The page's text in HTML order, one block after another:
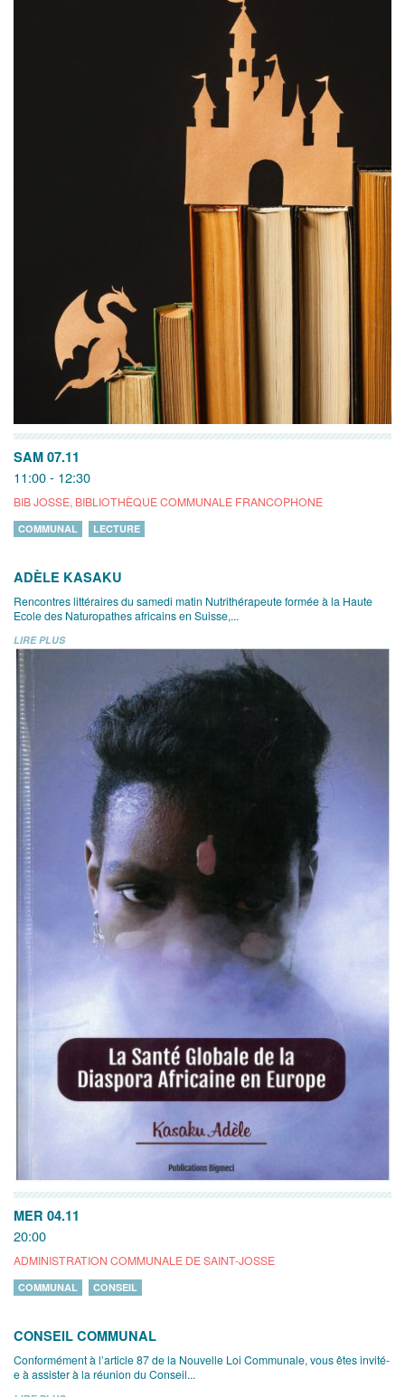
SAM 07.11
11:00 - 12:30
BIB JOSSE, BIBLIOTHÈQUE COMMUNALE FRANCOPHONE
COMMUNAL LECTURE
ADÈLE KASAKU
Rencontres littéraires du samedi matin Nutrithérapeute formée à la Haute
Ecole des Naturopathes africains en Suisse,...
LIRE PLUS
MER 04.11
20:00
ADMINISTRATION COMMUNALE DE SAINT-JOSSE
COMMUNAL CONSEIL
CONSEIL COMMUNAL
Conformément à l’article 87 de la Nouvelle Loi Communale, vous êtes invité-
e à assister à la réunion du Conseil...